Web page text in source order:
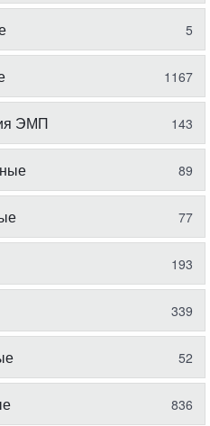
5
1167
ЭМП 143
89
77
193
339
52
836